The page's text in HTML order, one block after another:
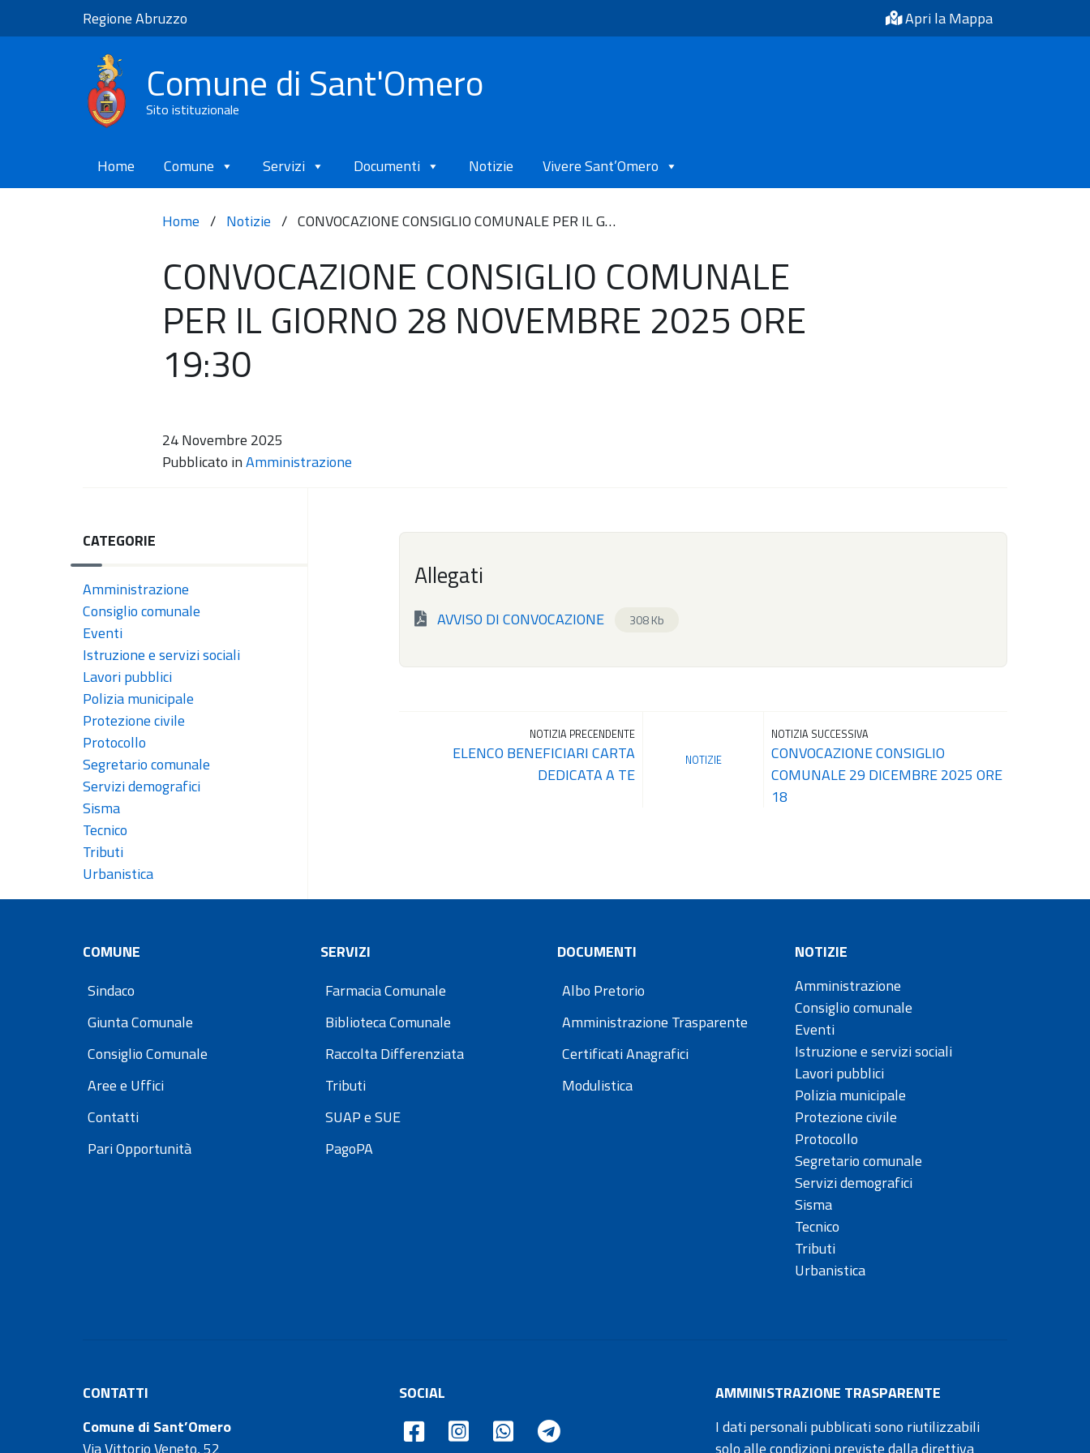
Regione Abruzzo Apri la Mappa
Comune di Sant'Omero
Sito istituzionale
Home Comune Servizi Documenti Notizie Vivere Sant’Omero
Home / Notizie / CONVOCAZIONE CONSIGLIO COMUNALE PER IL G…
CONVOCAZIONE CONSIGLIO COMUNALE
PER IL GIORNO 28 NOVEMBRE 2025 ORE
19:30
24 Novembre 2025
Pubblicato inAmministrazione
Allegati
AVVISO DI CONVOCAZIONE 308 Kb
NOTIZIA PRECENDENTE
ELENCO BENEFICIARI CARTA
DEDICATA A TE
NOTIZIE
NOTIZIA SUCCESSIVA
CONVOCAZIONE CONSIGLIO
COMUNALE 29 DICEMBRE 2025 ORE
18
CATEGORIE
Amministrazione
Consiglio comunale
Eventi
Istruzione e servizi sociali
Lavori pubblici
Polizia municipale
Protezione civile
Protocollo
Segretario comunale
Servizi demografici
Sisma
Tecnico
Tributi
Urbanistica
COMUNE
Sindaco
Giunta Comunale
Consiglio Comunale
Aree e Uffici
Contatti
Pari Opportunità
SERVIZI
Farmacia Comunale
Biblioteca Comunale
Raccolta Differenziata
Tributi
SUAP e SUE
PagoPA
DOCUMENTI
Albo Pretorio
Amministrazione Trasparente
Certificati Anagrafici
Modulistica
NOTIZIE
Amministrazione
Consiglio comunale
Eventi
Istruzione e servizi sociali
Lavori pubblici
Polizia municipale
Protezione civile
Protocollo
Segretario comunale
Servizi demografici
Sisma
Tecnico
Tributi
Urbanistica
CONTATTI
Comune di Sant’Omero
Via Vittorio Veneto, 52
SOCIAL
AMMINISTRAZIONE TRASPARENTE
I dati personali pubblicati sono riutilizzabili
solo alle condizioni previste dalla direttiva